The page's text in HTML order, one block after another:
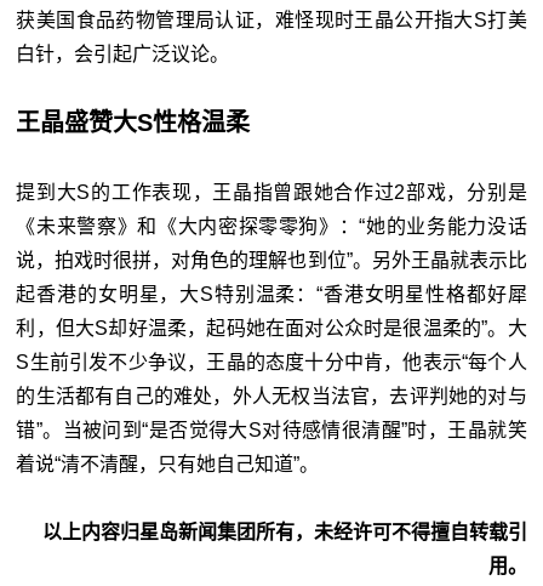
获美国食品药物管理局认证，难怪现时王晶公开指大S打美
白针，会引起广泛议论。
王晶盛赞大S性格温柔
提到大S的工作表现，王晶指曾跟她合作过2部戏，分别是
《未来警察》和《大内密探零零狗》：“她的业务能力没话
说，拍戏时很拼，对角色的理解也到位”。另外王晶就表示比
起香港的女明星，大S特别温柔：“香港女明星性格都好犀
利，但大S却好温柔，起码她在面对公众时是很温柔的”。大
S生前引发不少争议，王晶的态度十分中肯，他表示“每个人
的生活都有自己的难处，外人无权当法官，去评判她的对与
错”。当被问到“是否觉得大S对待感情很清醒”时，王晶就笑
着说“清不清醒，只有她自己知道”。
以上内容归星岛新闻集团所有，未经许可不得擅自转载引
用。